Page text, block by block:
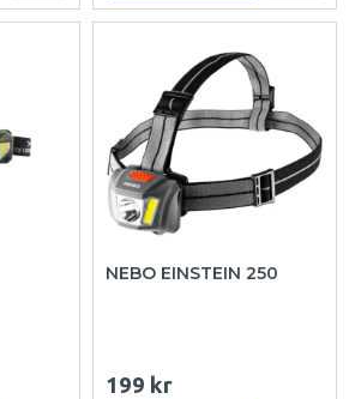
NEBO EINSTEIN 250
199 kr